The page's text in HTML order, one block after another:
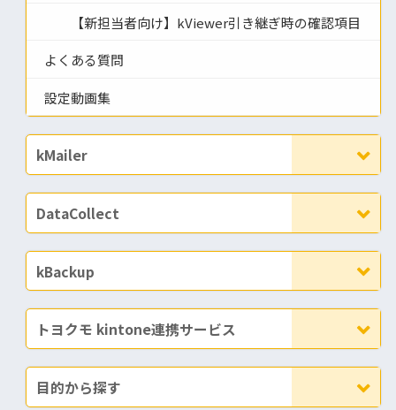
【新担当者向け】kViewer引き継ぎ時の確認項目
よくある質問
設定動画集
kMailer
DataCollect
kBackup
トヨクモ kintone連携サービス
目的から探す